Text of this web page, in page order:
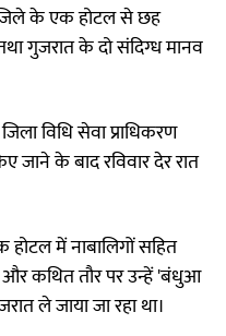
के एक होटल से छह
गुजरात के दो संदिग्ध मानव
विधि सेवा प्राधिकरण
जाने के बाद रविवार देर रात
में नाबालिगों सहित
कथित तौर पर उन्हें 'बंधुआ
ले जाया जा रहा था।